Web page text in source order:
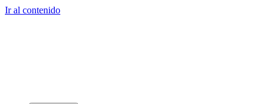
Ir al contenido